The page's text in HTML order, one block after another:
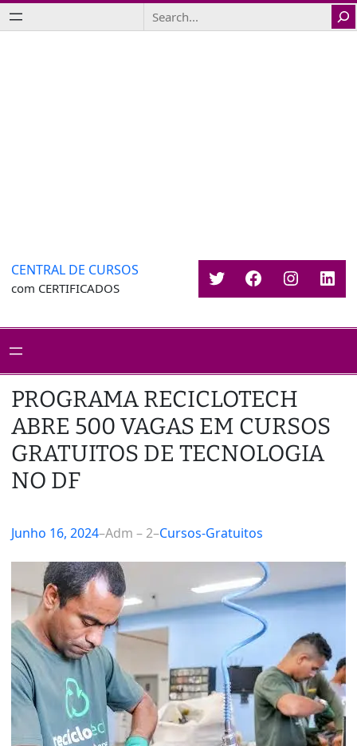
Saltar
para
Search
CENTRAL DE CURSOS
com CERTIFICADOS TwitterFacebook
PROGRAMA RECICLOTECH
ABRE 500 VAGAS EM CURSOS
GRATUITOS DE TECNOLOGIA
NO DF
Junho 16, 2024–Adm – 2–Cursos-Gratuitos